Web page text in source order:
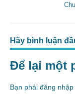
Hãy bình luận
Để lại một
Bạn phải đăng nhập